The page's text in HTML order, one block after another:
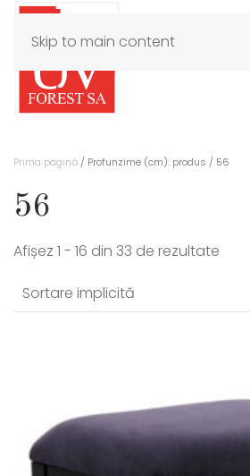
Skip to main content
Prima pagină / Profunzime (cm): produs / 56
56
Afișez 1 - 16 din 33 de rezultate